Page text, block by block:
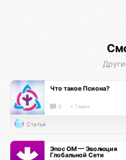
Что такое Псиона?
0 < 1 мин.
Статья
Эпос ОМ — Эволюция
Глобальной Сети